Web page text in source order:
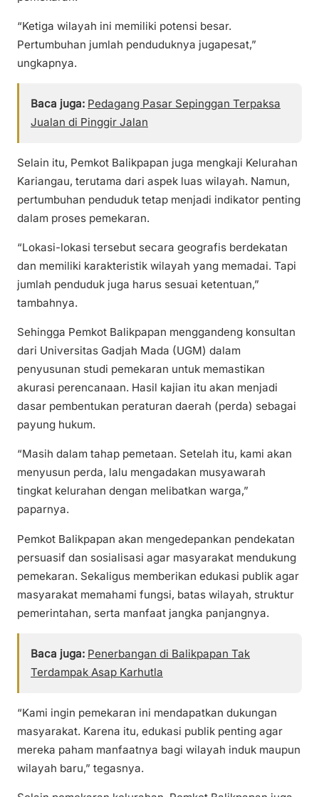
“Ketiga wilayah ini memiliki potensi besar.
Pertumbuhan jumlah penduduknya jugapesat,”
ungkapnya.
Baca juga: Pedagang Pasar Sepinggan Terpaksa
Jualan di Pinggir Jalan
Selain itu, Pemkot Balikpapan juga mengkaji Kelurahan
Kariangau, terutama dari aspek luas wilayah. Namun,
pertumbuhan penduduk tetap menjadi indikator penting
dalam proses pemekaran.
“Lokasi-lokasi tersebut secara geografis berdekatan
dan memiliki karakteristik wilayah yang memadai. Tapi
jumlah penduduk juga harus sesuai ketentuan,”
tambahnya.
Sehingga Pemkot Balikpapan menggandeng konsultan
dari Universitas Gadjah Mada (UGM) dalam
penyusunan studi pemekaran untuk memastikan
akurasi perencanaan. Hasil kajian itu akan menjadi
dasar pembentukan peraturan daerah (perda) sebagai
payung hukum.
“Masih dalam tahap pemetaan. Setelah itu, kami akan
menyusun perda, lalu mengadakan musyawarah
tingkat kelurahan dengan melibatkan warga,”
paparnya.
Pemkot Balikpapan akan mengedepankan pendekatan
persuasif dan sosialisasi agar masyarakat mendukung
pemekaran. Sekaligus memberikan edukasi publik agar
masyarakat memahami fungsi, batas wilayah, struktur
pemerintahan, serta manfaat jangka panjangnya.
Baca juga: Penerbangan di Balikpapan Tak
Terdampak Asap Karhutla
“Kami ingin pemekaran ini mendapatkan dukungan
masyarakat. Karena itu, edukasi publik penting agar
mereka paham manfaatnya bagi wilayah induk maupun
wilayah baru,” tegasnya.